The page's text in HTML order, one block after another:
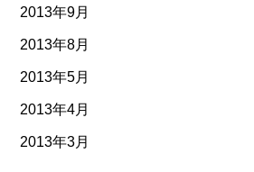
2013年9月
2013年8月
2013年5月
2013年4月
2013年3月